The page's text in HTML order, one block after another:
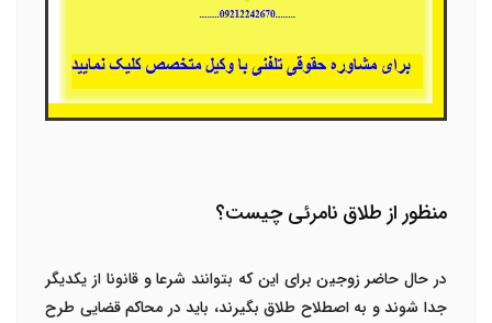
منظور از طلاق نامرئی چیست؟
در حال حاضر زوجین برای این که بتوانند شرعا و قانونا از یکدیگر
جدا شوند و به اصطلاح طلاق بگیرند، باید در محاکم قضایی طرح